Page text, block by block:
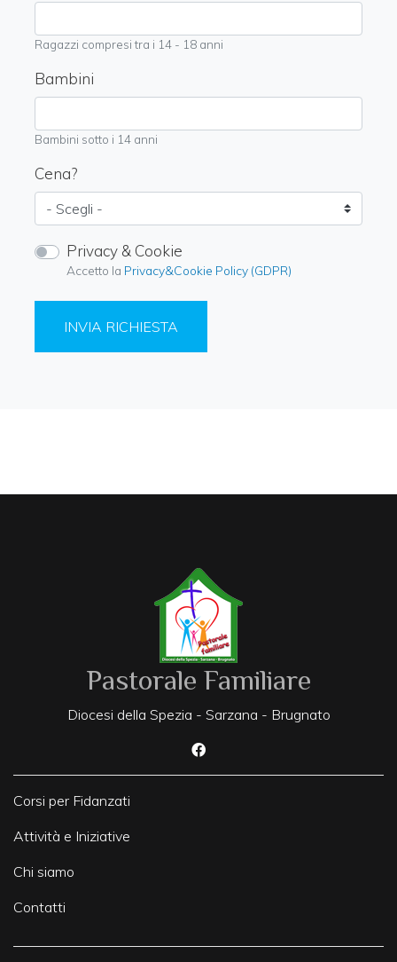
Ragazzi compresi tra i 14 - 18 anni
Bambini
Bambini sotto i 14 anni
Cena?
Privacy & Cookie
Accetto la Privacy&Cookie Policy (GDPR)
INVIA RICHIESTA
Pastorale Familiare
Diocesi della Spezia - Sarzana - Brugnato
Corsi per Fidanzati
Attività e Iniziative
Chi siamo
Contatti